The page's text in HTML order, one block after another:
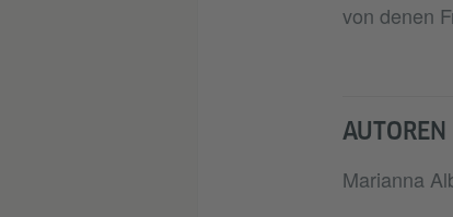
von denen
AUTOREN
Marianna